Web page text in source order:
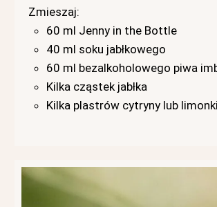
Zmieszaj:
60 ml Jenny in the Bottle
40 ml soku jabłkowego
60 ml bezalkoholowego piwa
Kilka cząstek jabłka
Kilka plastrów cytryny lub limonki